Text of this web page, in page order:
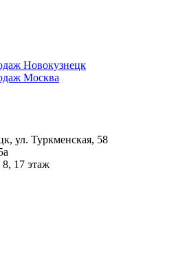
Новокузнецк
Москва
ул. Туркменская, 58
17 этаж